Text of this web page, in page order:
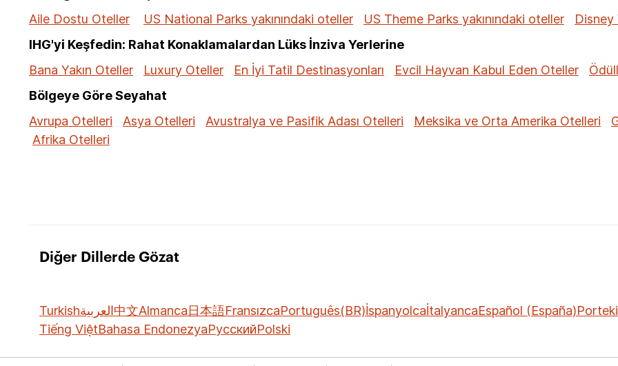
Aile Dostu Oteller
US National Parks yakınındaki oteller US Theme Parks yakınındaki oteller
Disney
IHG'yi Keşfedin: Rahat Konaklamalardan Lüks İnziva Yerlerine
Bana Yakın Oteller
Luxury Oteller En İyi Tatil Destinasyonları Evcil Hayvan Kabul Eden Oteller
Bölgeye Göre Seyahat
Avrupa Otelleri
Asya Otelleri Avustralya ve Pasifik Adası Otelleri Meksika ve Orta Amerika Otelleri
Afrika Otelleri
Diğer Dillerde Gözat
Turkishالعربية中文Almanca日本語FransızcaPortuguês(BR)İspanyolcaİtalyancaEspañol (España)
Tiếng ViệtBahasa EndonezyaРусскийPolski